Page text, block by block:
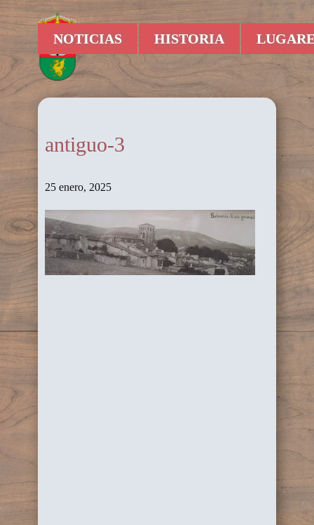
NOTICIAS HISTORIA
antiguo-3
25 enero, 2025